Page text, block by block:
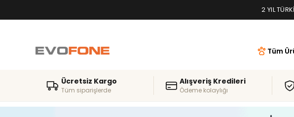
2 YIL
Tüm
Ücretsiz Kargo
Tüm siparişlerde
Alışveriş Kredileri
Ödeme kolaylığı